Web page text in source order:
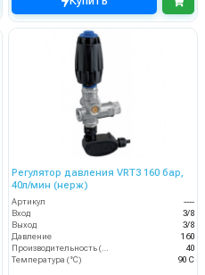
Регулятор давления VRT3 160 бар,
40л/мин (нерж)
Артикул
----
Вход
3/8
Выход
3/8
Давление
160
Производительность (л/мин)
40
Температура (°C)
90 С